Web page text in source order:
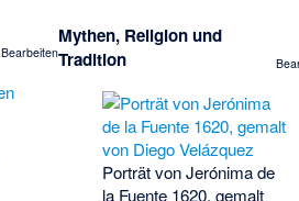
Bearbeiten
Mythen, Religion und
Tradition
Porträt vonJerónima de
la Fuente 1620, gemalt